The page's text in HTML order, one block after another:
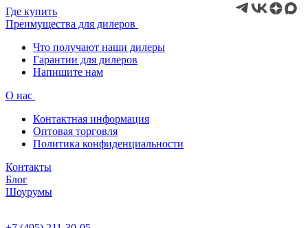
Где купить
Преимущества для дилеров
Что получают наши дилеры
Гарантии для дилеров
Напишите нам
О нас
Контактная информация
Оптовая торговля
Политика конфиденциальности
Контакты
Блог
Шоурумы